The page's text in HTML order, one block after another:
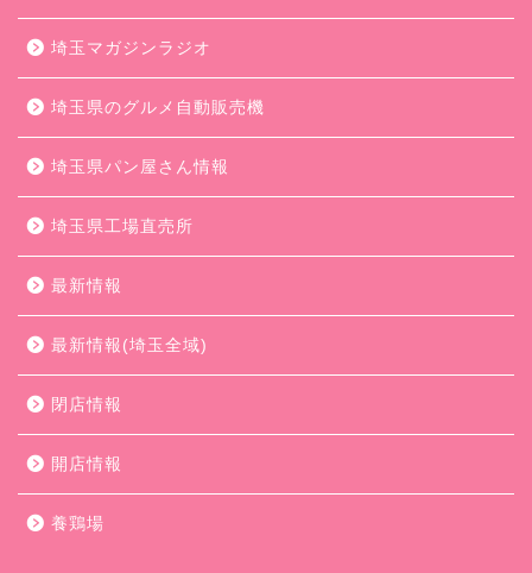
埼玉マガジンラジオ
埼玉県のグルメ自動販売機
埼玉県パン屋さん情報
埼玉県工場直売所
最新情報
最新情報(埼玉全域)
閉店情報
開店情報
養鶏場